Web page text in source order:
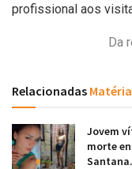
profissional aos
Da
Relacionadas
Jovem
morte